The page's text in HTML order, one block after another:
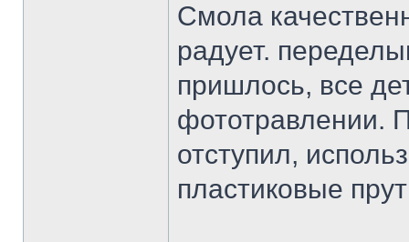
Смола
радует.
пришлось, все
фототравлении.
отступил,
пластиковые